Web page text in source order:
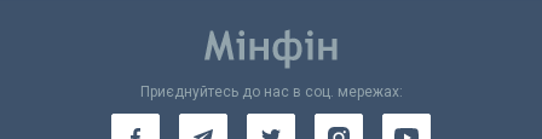
Приєднуйтесь до нас в соц. мережах: